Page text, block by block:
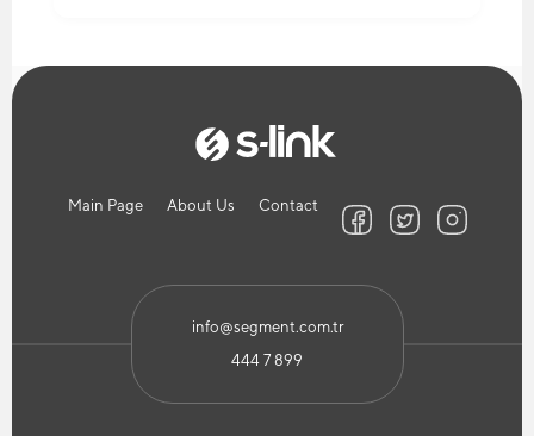
Main Page About Us Contact
info@segment.com.tr
444 7 899